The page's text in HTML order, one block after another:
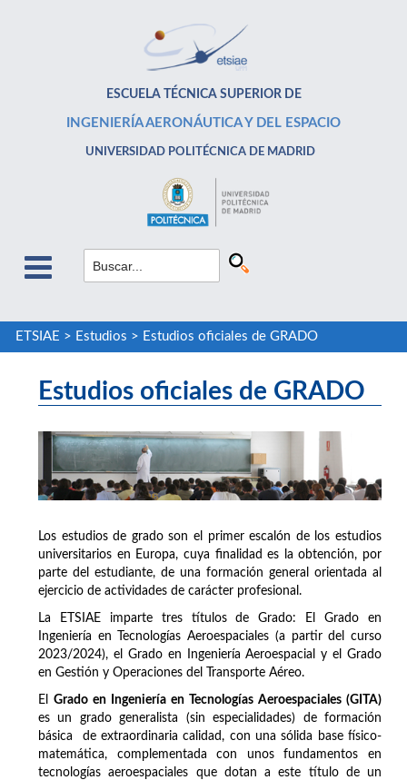
ESCUELA TÉCNICA SUPERIOR DE
INGENIERÍA AERONÁUTICA Y DEL ESPACIO
UNIVERSIDAD POLITÉCNICA DE MADRID
ETSIAE > Estudios > Estudios oficiales de GRADO
Estudios oficiales de GRADO
Los estudios de grado son el primer escalón de los estudios
universitarios en Europa, cuya finalidad es la obtención, por
parte del estudiante, de una formación general orientada al
ejercicio de actividades de carácter profesional.
La ETSIAE imparte tres títulos de Grado: El Grado en
Ingeniería en Tecnologías Aeroespaciales (a partir del curso
2023/2024), el Grado en Ingeniería Aeroespacial y el Grado
en Gestión y Operaciones del Transporte Aéreo.
El Grado en Ingeniería en Tecnologías Aeroespaciales (GITA)
es un grado generalista (sin especialidades) de formación
básica de extraordinaria calidad, con una sólida base físico-
matemática, complementada con unos fundamentos en
tecnologías aeroespaciales que dotan a este título de un